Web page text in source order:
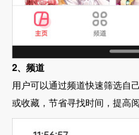
2、频道
用户可以通过频道快速筛选自
或收藏，节省寻找时间，提高阅